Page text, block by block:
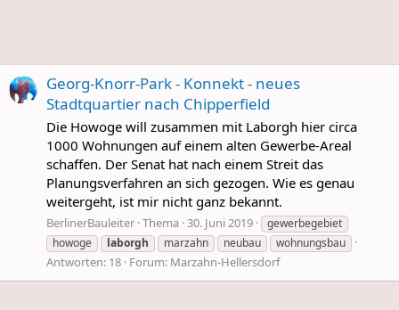
Georg-Knorr-Park - Konnekt - neues
Stadtquartier nach Chipperfield
Die Howoge will zusammen mit Laborgh hier circa
1000 Wohnungen auf einem alten Gewerbe-Areal
schaffen. Der Senat hat nach einem Streit das
Planungsverfahren an sich gezogen. Wie es genau
weitergeht, ist mir nicht ganz bekannt.
BerlinerBauleiter Thema 30. Juni 2019
gewerbegebiet
howoge
laborgh marzahn neubau wohnungsbau
Antworten: 18 Forum: Marzahn-Hellersdorf